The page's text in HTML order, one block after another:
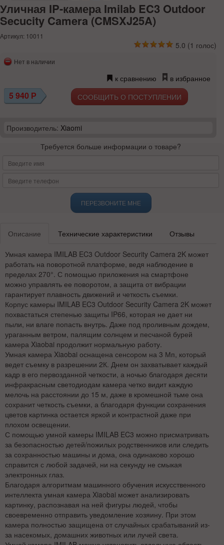
Уличная IP-камера Imilab EC3 Outdoor
Secucity Camera (CMSXJ25A)
Артикул: 10011
5.0 (1 голос)
Нет в наличии
к сравнению в избранное
5 940 Р СООБЩИТЬ О ПОСТУПЛЕНИИ
Производитель: Xiaomi
Требуется больше информации о товаре?
ПЕРЕЗВОНИТЕ МНЕ
Описание Технические характеристики Отзывы
Умная камера IMILAB EC3 Outdoor Security Camera 2K может
работать на поворотной платформе, ведя наблюдение в
пределах 270°. С помощью приложения на смартфоне
можно управлять ее поворотом, а защита от вибрации
гарантирует плавность движений и четкость съемки.
Корпус камеры IMILAB EC3 Outdoor Security Camera 2K может
похвастаться степенью защиты IP66, которая не дает ни
пыли, ни влаге попасть внутрь. Даже под проливным дождем,
ураганным ветром, палящим солнцем и песчаной бурей
камера Xiaobai продолжит нормальную работу.
Умная камера Xiaobai оснащена сенсором на 3 Мп, который
ведет съемку в разрешении 2К. Днем он захватывает каждый
кадр в его первозданной четкости, а ночью благодаря десяти
инфракрасным светодиодам камера четко видит каждую
мелочь на расстоянии до 15 м, даже в кромешной тьме она
сохранит четкость съемки, а благодаря функции сохранения
цветов картинка остается яркой и контрастной даже при
плохом освещении.
С помощью умной камеры IMILAB EC3 можно присматривать
за безопасностью детей/пожилых родственников или следить
за сохранностью машины и дома, она одинаково хорошо
справится с любой задачей, ни на секунду не смыкая
электронных глаз.
Благодаря алгоритмам машинного обучения искусственного
интеллекта умная камера Xiaobai может анализировать
картинку, распознавая на ней фигуры людей, чтобы
своевременно отправить уведомление хозяину. При этом
камера полностью защищена от случайных срабатываний из-
за насекомых, домашних животных или лучей света.